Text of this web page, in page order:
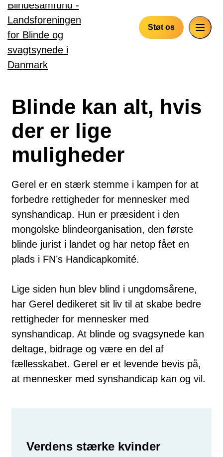
Gå til hovedindhold
Støt os
Blinde kan alt, hvis
der er lige
muligheder
Gerel er en stærk stemme i kampen for at
forbedre rettigheder for mennesker med
synshandicap. Hun er præsident i den
mongolske blindeorganisation, den første
blinde jurist i landet og har netop fået en
plads i FN’s Handicapkomité.
Lige siden hun blev blind i ungdomsårene,
har Gerel dedikeret sit liv til at skabe bedre
rettigheder for mennesker med
synshandicap. At blinde og svagsynede kan
deltage, bidrage og være en del af
fællesskabet. Gerel er et levende bevis på,
at mennesker med synshandicap kan og vil.
Verdens stærke kvinder